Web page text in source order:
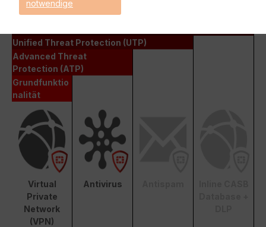
Unified Threat Protection (UTP)
Advanced Threat
Protection (ATP)
Grundfunktio
nalität
Virtual
Private
Network
(VPN)
Antivirus
notwendige